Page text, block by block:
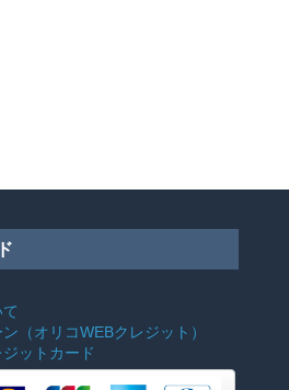
（オリコWEBクレジット）
ットカード